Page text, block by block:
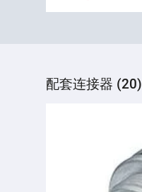
配套连接器 (20)